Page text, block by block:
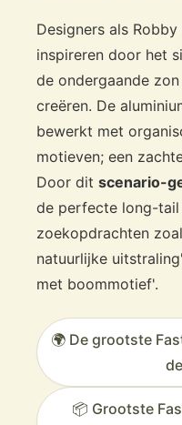
Designers als
inspireren door het
de ondergaande
creëren. De
bewerkt met
motieven; een
Door dit scenario-
de perfecte long-
zoekopdrachten
natuurlijke
met boommotief'.
🌍 De grootste
📦 Grootste